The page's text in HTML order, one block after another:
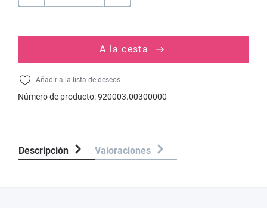
A la cesta
Añadir a la lista de deseos
Número de producto:920003.00300000
Descripción Valoraciones